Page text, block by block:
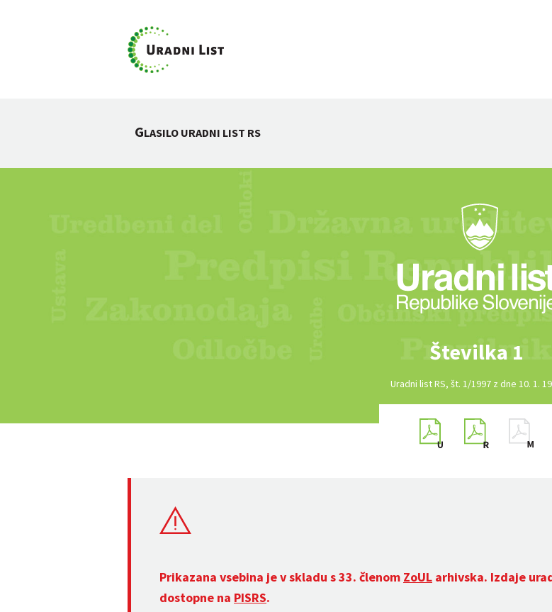
GLASILO URADNI LIST RS
Številka 1
Uradni list RS, št. 1/1997 z dne 10. 1.
Prikazana vsebina je v skladu s 33. členom ZoUL arhivska. Izdaje
dostopne na PISRS.